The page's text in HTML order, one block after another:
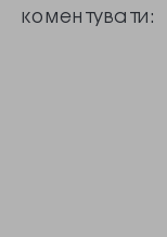
понад пів сотні
коментувати: